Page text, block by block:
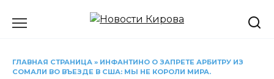
ГЛАВНАЯ СТРАНИЦА » ИНФАНТИНО О ЗАПРЕТЕ АРБИТРУ ИЗ
СОМАЛИ ВО ВЪЕЗДЕ В США: МЫ НЕ КОРОЛИ МИРА.